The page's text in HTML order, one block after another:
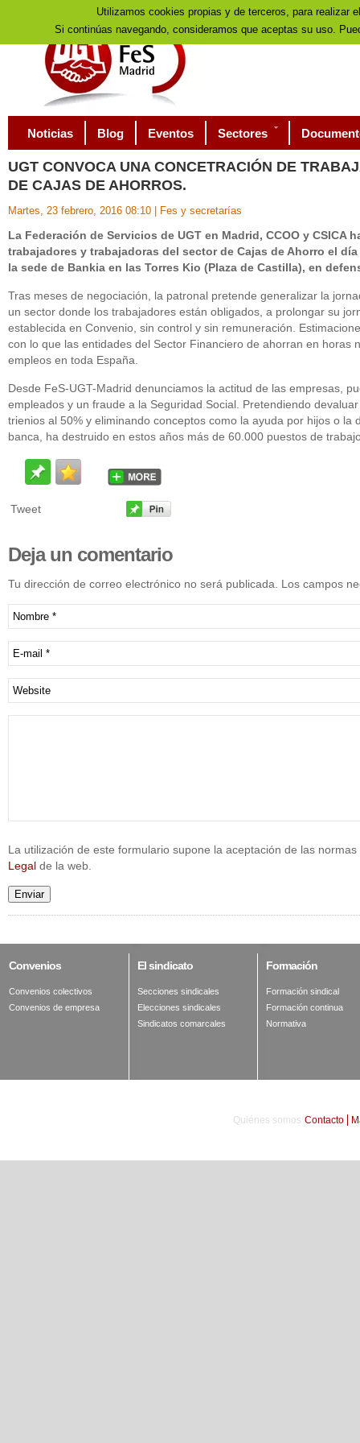
Noticias Blog Eventos Sectores
UGT CONVOCA UNA CONCETRACIÓN DE
DE CAJAS DE AHORROS.
Martes, 23 febrero, 2016 08:10 Fes y secretarías
La Federación de Servicios de UGT en Madrid, CCOO y
trabajadores y trabajadoras del sector de Cajas de Ahorro el
la sede de Bankia en las Torres Kio (Plaza de Castilla), en
Tras meses de negociación, la patronal pretende generalizar la
un sector donde los trabajadores están obligados, a prolongar su
establecida en Convenio, sin control y sin remuneración.
con lo que las entidades del Sector Financiero de ahorran en horas
empleos en toda España.
Desde FeS-UGT-Madrid denunciamos la actitud de las empresas,
empleados y un fraude a la Seguridad Social. Pretendiendo
trienios al 50% y eliminando conceptos como la ayuda por hijos o la
banca, ha destruido en estos años más de 60.000 puestos de
Tweet
Dejaun comentario
Tu dirección de correo electrónico no será publicada. Los campos
La utilización de este formulario supone la aceptación de las
Legal de la web.
Enviar
Convenios
Convenios colectivos
Convenios de empresa
Elsindicato
Secciones sindicales
Elecciones sindicales
Sindicatos comarcales
Formación
Formación sindical
Formación continua
Normativa
Quiénes somos Contacto
Utilizamos cookies propias y de terceros, para realizar
Si continúas navegando, consideramos que aceptas su uso.